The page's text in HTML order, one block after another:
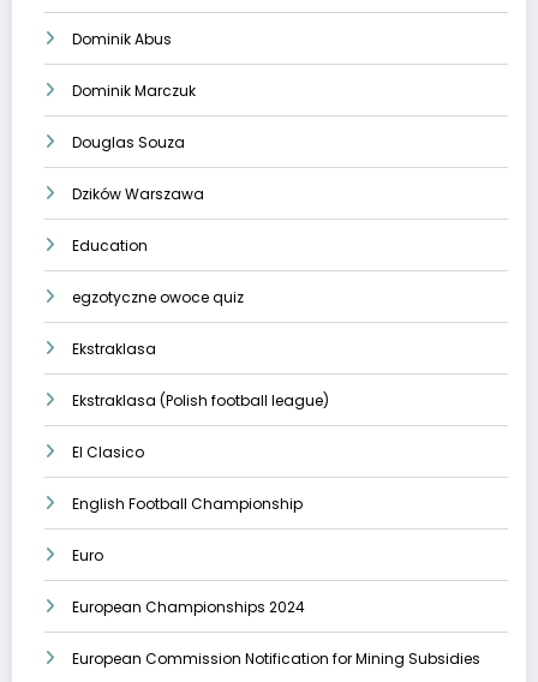
Dominik Abus
Dominik Marczuk
Douglas Souza
Dzików Warszawa
Education
egzotyczne owoce quiz
Ekstraklasa
Ekstraklasa (Polish football league)
El Clasico
English Football Championship
Euro
European Championships 2024
European Commission Notification for Mining Subsidies